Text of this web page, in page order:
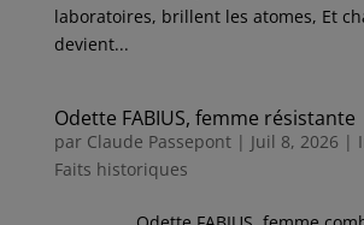
laboratoires, brillent les atomes, Et
devient...
Odette FABIUS, femme résistante
par Claude Passepont| Juil 8, 2026 |
Faits historiques